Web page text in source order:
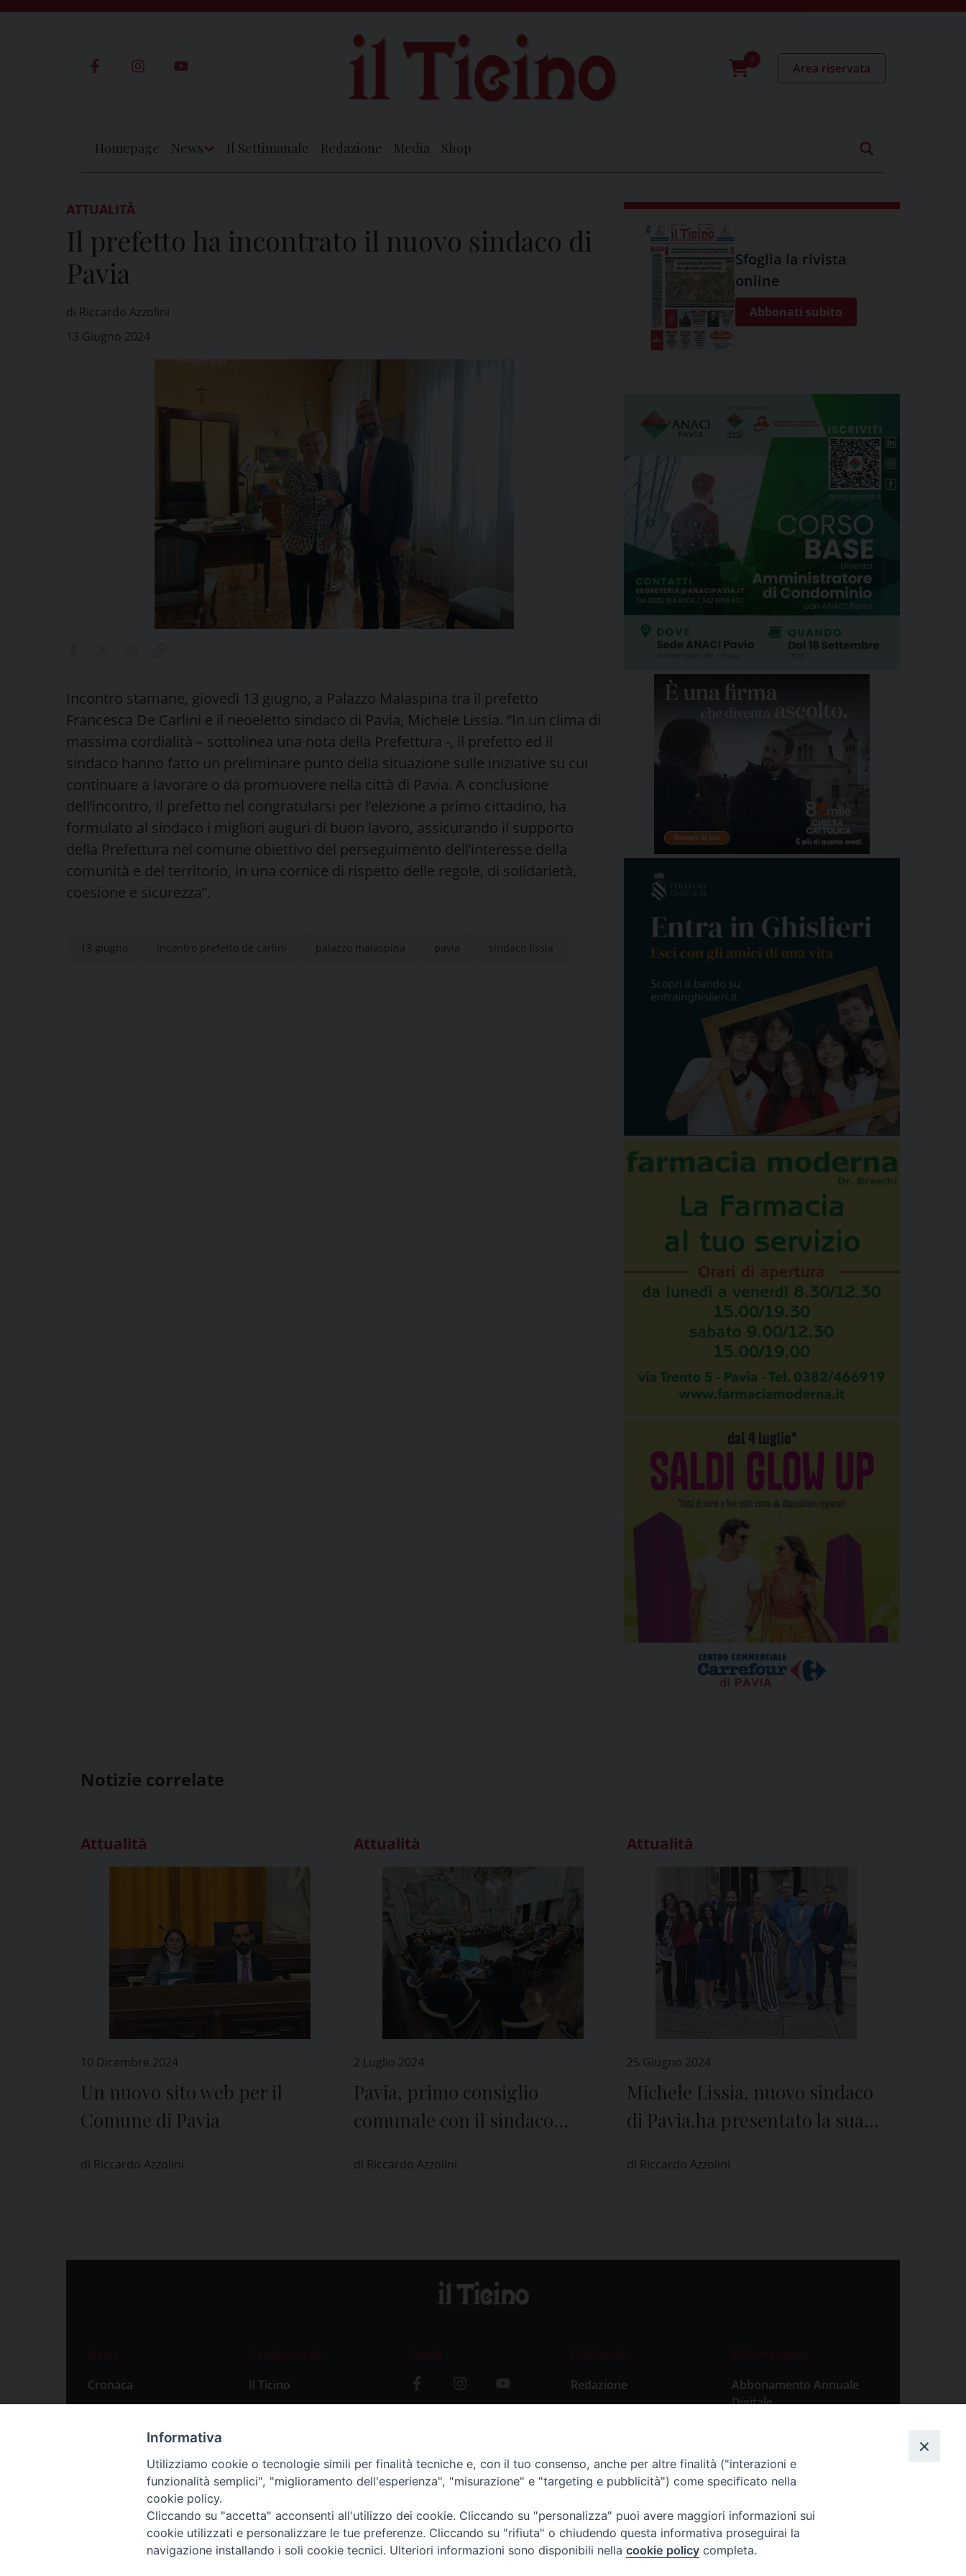
0
Area riservata
Homepage News Il Settimanale Redazione Media Shop
ATTUALITÀ
Il prefetto ha incontrato il nuovo sindaco di
Pavia
di Riccardo Azzolini
13 Giugno 2024
Incontro stamane, giovedì 13 giugno, a Palazzo Malaspina tra il prefetto
Francesca De Carlini e il neoeletto sindaco di Pavia, Michele Lissia. “In un clima di
massima cordialità – sottolinea una nota della Prefettura -, il prefetto ed il
sindaco hanno fatto un preliminare punto della situazione sulle iniziative su cui
continuare a lavorare o da promuovere nella città di Pavia. A conclusione
dell’incontro, Il prefetto nel congratularsi per l’elezione a primo cittadino, ha
formulato al sindaco i migliori auguri di buon lavoro, assicurando il supporto
della Prefettura nel comune obiettivo del perseguimento dell’interesse della
comunità e del territorio, in una cornice di rispetto delle regole, di solidarietà,
coesione e sicurezza”.
13 giugno incontro prefetto de carlini palazzo malaspina pavia sindaco lissia
Sfoglia la rivista
online
Abbonati subito
Notizie correlate
Attualità
10 Dicembre 2024
Un nuovo sito web per il
Comune di Pavia
di Riccardo Azzolini
Attualità
2 Luglio 2024
Pavia, primo consiglio
comunale con il sindaco
centrosinistra
di Riccardo Azzolini
Attualità
25 Giugno 2024
Michele Lissia, nuovo sindaco
di Pavia,ha presentato la sua
affrontare le sfide che ci
di Riccardo Azzolini
News
Cronaca
Attualità
Primo Piano
Il settimanale
Il Ticino
Abbonamenti
Social
L’editoriale
Redazione
Storia
Abbonamenti
Abbonamento Annuale
Digitale
Abbonamento Singola
Copia Digitale
Informativa
Utilizziamo cookie o tecnologie simili per finalità tecniche e, con il tuo consenso, anche per altre finalità ("interazioni e
funzionalità semplici", "miglioramento dell'esperienza", "misurazione" e "targeting e pubblicità") come specificato nella
cookie policy.
Cliccando su "accetta" acconsenti all'utilizzo dei cookie. Cliccando su "personalizza" puoi avere maggiori informazioni sui
cookie utilizzati e personalizzare le tue preferenze. Cliccando su "rifiuta" o chiudendo questa informativa proseguirai la
navigazione installando i soli cookie tecnici. Ulteriori informazioni sono disponibili nella cookie policy completa.